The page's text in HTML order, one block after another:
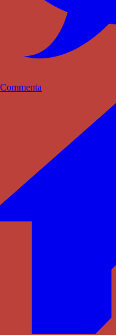
Commenta